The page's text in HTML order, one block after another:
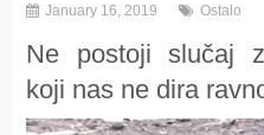
January 16, 2019 Ostalo
Ne postoji slučaj
koji nas ne dira